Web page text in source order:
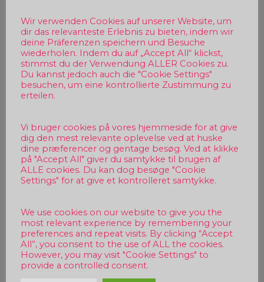
Wir verwenden Cookies auf unserer Website, um
dir das relevanteste Erlebnis zu bieten, indem wir
deine Präferenzen speichern und Besuche
wiederholen. Indem du auf „Accept All“ klickst,
stimmst du der Verwendung ALLER Cookies zu.
Du kannst jedoch auch die "Cookie Settings"
besuchen, um eine kontrollierte Zustimmung zu
erteilen.
Vi bruger cookies på vores hjemmeside for at give
dig den mest relevante oplevelse ved at huske
dine præferencer og gentage besøg. Ved at klikke
på "Accept All" giver du samtykke til brugen af
ALLE cookies. Du kan dog besøge "Cookie
Settings" for at give et kontrolleret samtykke.
We use cookies on our website to give you the
most relevant experience by remembering your
preferences and repeat visits. By clicking “Accept
All”, you consent to the use of ALL the cookies.
However, you may visit "Cookie Settings" to
provide a controlled consent.